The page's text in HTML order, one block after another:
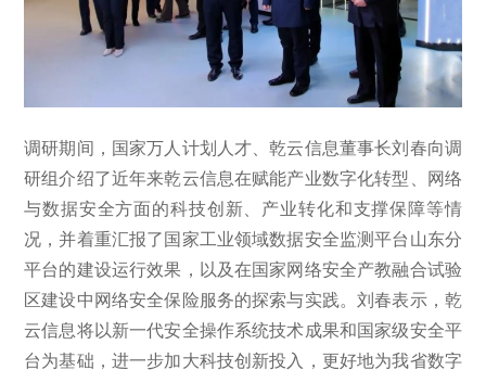
调研期间，国家万人计划人才、乾云信息董事长刘春向调
研组介绍了近年来乾云信息在赋能产业数字化转型、网络
与数据安全方面的科技创新、产业转化和支撑保障等情
况，并着重汇报了国家工业领域数据安全监测平台山东分
平台的建设运行效果，以及在国家网络安全产教融合试验
区建设中网络安全保险服务的探索与实践。刘春表示，乾
云信息将以新一代安全操作系统技术成果和国家级安全平
台为基础，进一步加大科技创新投入，更好地为我省数字